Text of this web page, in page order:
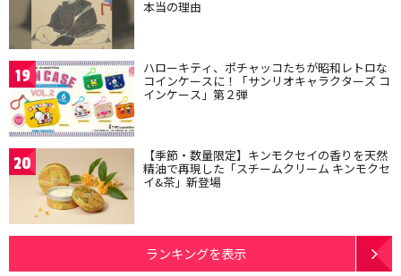
本当の理由
19 ハローキティ、ポチャッコたちが昭和レトロな
コインケースに！「サンリオキャラクターズ コ
インケース」第２弾
20 【季節・数量限定】キンモクセイの香りを天然
精油で再現した「スチームクリーム キンモクセ
イ&茶」新登場
ランキングを表示